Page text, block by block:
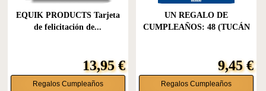
EQUIK PRODUCTS Tarjeta
de felicitación de...
13,95 €
Regalos Cumpleaños
UN REGALO DE
CUMPLEAÑOS: 48 (TUCÁN
9,45 €
Regalos Cumpleaños